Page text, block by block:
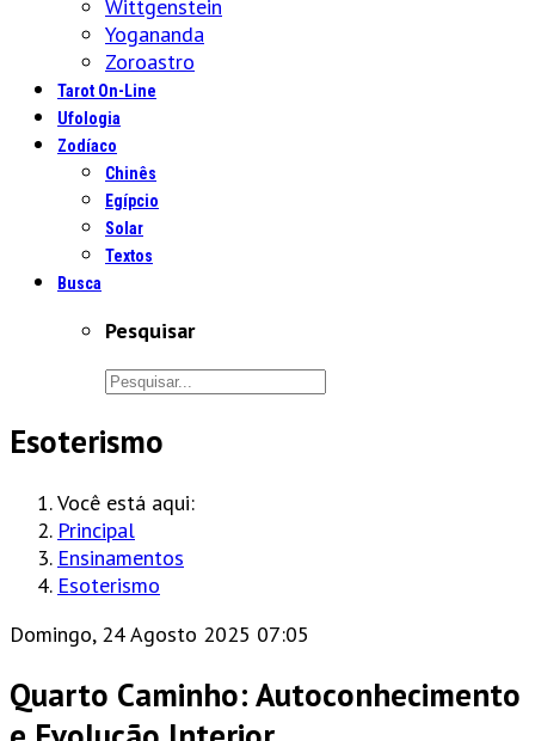
Wittgenstein
Yogananda
Zoroastro
Tarot On-Line
Ufologia
Zodíaco
Chinês
Egípcio
Solar
Textos
Busca
Pesquisar
Esoterismo
Você está aqui:
Principal
Ensinamentos
Esoterismo
Domingo, 24 Agosto 2025 07:05
Quarto Caminho: Autoconhecimento